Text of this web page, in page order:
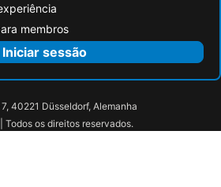
membros
Iniciar sessão
40221 Düsseldorf, Alemanha
os direitos reservados.